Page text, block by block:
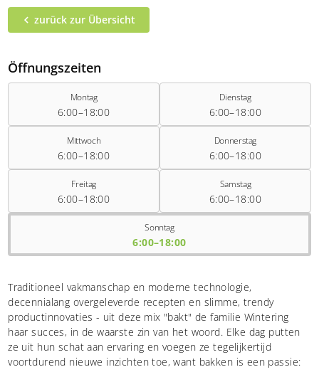
zurück zur Übersicht
Öffnungszeiten
Montag
6:00–18:00
Dienstag
6:00–18:00
Mittwoch
6:00–18:00
Donnerstag
6:00–18:00
Freitag
6:00–18:00
Samstag
6:00–18:00
Sonntag
6:00–18:00
Traditioneel vakmanschap en moderne technologie,
decennialang overgeleverde recepten en slimme, trendy
productinnovaties - uit deze mix "bakt" de familie Wintering
haar succes, in de waarste zin van het woord. Elke dag putten
ze uit hun schat aan ervaring en voegen ze tegelijkertijd
voortdurend nieuwe inzichten toe, want bakken is een passie: